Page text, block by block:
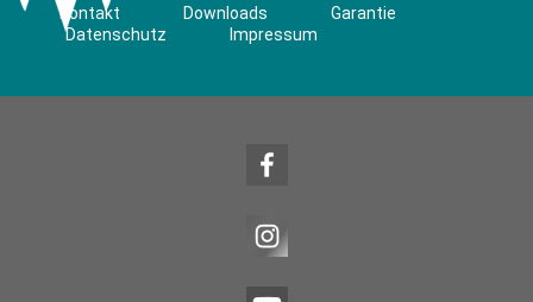
Kontakt Downloads
Garantie
Datenschutz
Impressum